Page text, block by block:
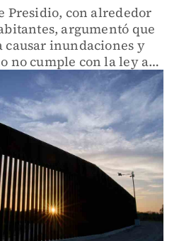
Presidio, con alrededor
argumentó que
causar inundaciones y
no cumple con la ley a
apresura con sus planes.